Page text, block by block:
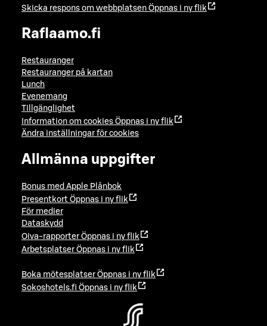
Skicka respons om webbplatsen Öppnas i ny flik
Raflaamo.fi
Restauranger
Restauranger på kartan
Lunch
Evenemang
Tillgänglighet
Information om cookies Öppnas i ny flik
Ändra inställningar för cookies
Allmänna uppgifter
Bonus med Apple Plånbok
Presentkort Öppnas i ny flik
För medier
Dataskydd
Oiva-rapporter Öppnas i ny flik
Arbetsplatser Öppnas i ny flik
Boka mötesplatser Öppnas i ny flik
Sokoshotels.fi Öppnas i ny flik